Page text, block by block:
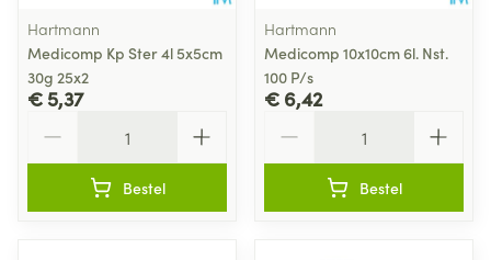
Hartmann
Medicomp Kp Ster 4l 5x5cm
30g 25x2
€ 5,37
Bestel
Hartmann
Medicomp 10x10cm 6l. Nst.
100 P/s
€ 6,42
Bestel